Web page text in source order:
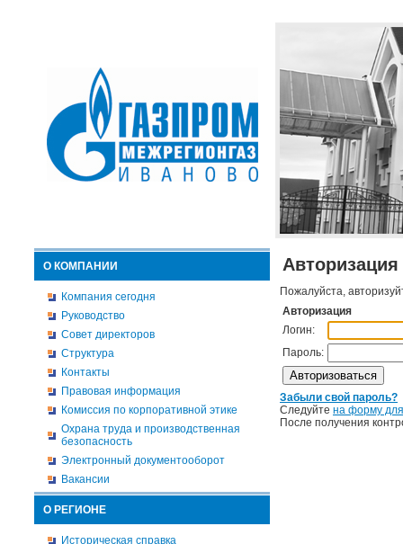
О КОМПАНИИ
Компания сегодня
Руководство
Совет директоров
Структура
Контакты
Правовая информация
Комиссия по корпоративной этике
Охрана труда и производственная
безопасность
Электронный документооборот
Вакансии
О РЕГИОНЕ
Историческая справка
Авторизация
Пожалуйста,
Авторизация
Логин:
Пароль:
Забыли свой пароль?
Следуйте на форму
После получения